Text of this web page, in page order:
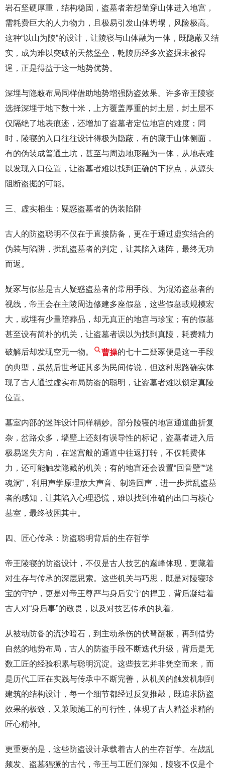
岩石坚硬厚重，结构稳固，盗墓者若想凿穿山体进入地宫，
需耗费巨大的人力物力，且极易引发山体坍塌，风险极高。
这种“以山为陵”的设计，让陵寝与山体融为一体，既隐蔽又结
实，成为难以突破的天然堡垒，乾陵历经多次盗掘未被得
逞，正是得益于这一地势优势。
深埋与隐蔽布局同样借助地势增强防盗效果。许多帝王陵寝
选择深埋于地下数十米，上方覆盖厚重的封土层，封土层不
仅隔绝了地表痕迹，还增加了盗墓者定位地宫的难度；同
时，陵寝的入口往往设计得极为隐蔽，有的藏于山体侧面，
有的伪装成普通土坑，甚至与周边地形融为一体，从地表难
以发现入口位置，让盗墓者难以找到正确的下挖点，从源头
阻断盗掘的可能。
三、虚实相生：疑惑盗墓者的伪装陷阱
古人的防盗聪明不仅在于直接防备，更在于通过虚实结合的
伪装与陷阱，扰乱盗墓者的判定，让其陷入迷阵，最终无功
而返。
疑冢与假墓是古人疑惑盗墓者的常用手段。为混淆盗墓者的
视线，帝王会在主陵周边修建多座假墓，这些假墓或规模宏
大，或埋有少量陪葬品，却无真正的地宫与珍宝；有的假墓
甚至设有简朴的机关，让盗墓者误以为找到真陵，耗费精力
破解后却发现空无一物。 曹操的七十二疑冢便是这一手段
的典型，虽然后世考证其多为民间传说，但这种思路确实体
现了古人通过虚实布局防盗的聪明，让盗墓者难以锁定真陵
位置。
墓室内部的迷阵设计同样精妙。部分陵寝的地宫通道曲折复
杂，岔路众多，墙壁上还刻有误导性的标记，盗墓者进入后
极易迷失方向，在迷宫般的通道中往返打转，不仅耗费体
力，还可能触发隐藏的机关；有的地宫还会设置“回音壁”“迷
魂洞”，利用声学原理放大声音、制造回声，进一步扰乱盗墓
者的感知，让其陷入心理恐慌，难以找到准确的出口与核心
墓室，最终被困其中。
四、匠心传承：防盗聪明背后的生存哲学
帝王陵寝的防盗设计，不仅是古人技艺的巅峰体现，更藏着
对生存与传承的深层思索。这些机关与巧思，既是对陵寝珍
宝的守护，更是对帝王尊严与身后安宁的捍卫，背后凝结着
古人对“身后事”的敬畏，以及对技艺传承的执着。
从被动防备的流沙暗石，到主动杀伤的伏弩翻板，再到借势
自然的地势布局，古人的防盗手段不断迭代升级，背后是无
数工匠的经验积累与聪明沉淀。这些技艺并非凭空而来，而
是历代工匠在实践与传承中不断完善，从机关的触发机制到
建筑的结构设计，每一个细节都经过反复推敲，既追求防盗
效果的极致，又兼顾施工的可行性，体现了古人精益求精的
匠心精神。
更重要的是，这些防盗设计承载着古人的生存哲学。在战乱
频发、盗墓猖獗的古代，帝王与工匠们深知，陵寝不仅是个